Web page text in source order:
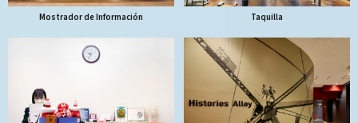
Mostrador de Información Taquilla